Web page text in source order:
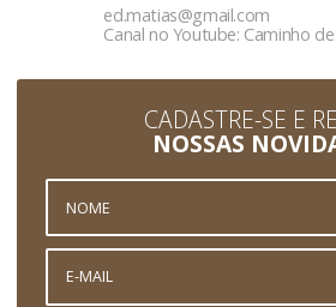
ed.matias@gmail.com
Canal no Youtube: Caminho de
CADASTRE-SE E
NOSSAS